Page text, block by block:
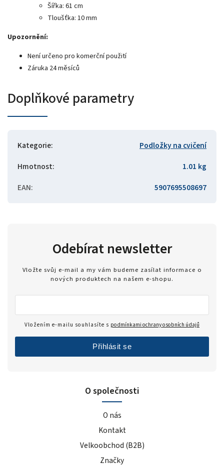
Šířka: 61 cm
Tloušťka: 10 mm
Upozornění:
Není určeno pro komerční použití
Záruka 24 měsíců
Doplňkové parametry
Kategorie:
Podložky na cvičení
Hmotnost:
1.01 kg
EAN: 5907695508697
O společnosti
O nás
Kontakt
Velkoobchod (B2B)
Značky
Odebírat newsletter
Vložte svůj e-mail a my vám budeme zasílat informace o
nových produktech na našem e-shopu.
Vložením e-mailu souhlasíte s podmínkami ochrany osobních údajů
Přihlásit se